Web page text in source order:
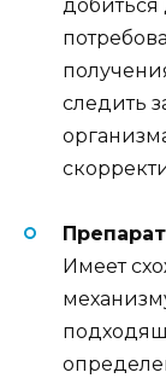
добиться
следить
Имеет